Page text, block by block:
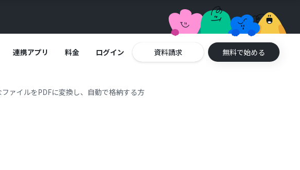
連携アプリ 料金 ログイン 資料請求 無料で始める
ァイルをPDFに変換し、自動で格納する方